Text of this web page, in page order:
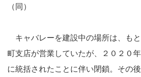
（同）
キャバレーを建設中の場所は、も
町支店が営業していたが、２０２０
に統括されたことに伴い閉鎖。その